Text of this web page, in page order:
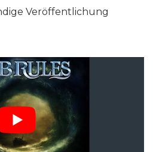
Veröffentlichung